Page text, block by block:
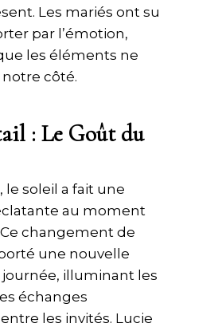
Les mariés ont su
par l’émotion,
les éléments ne
côté.
: Le Goût du
le soleil a fait une
au moment
changement de
une nouvelle
journée, illuminant les
échanges
les invités. Lucie